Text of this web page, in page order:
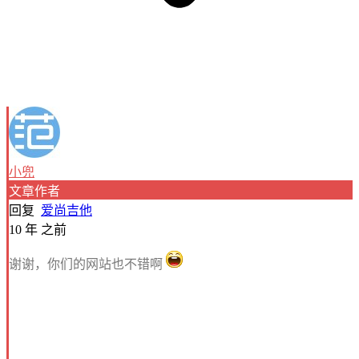
小兜
文章作者
回复 爱尚吉他
10 年 之前
谢谢，你们的网站也不错啊